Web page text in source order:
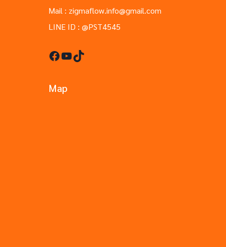
Mail : zigmaflow.info@gmail.com
LINE ID : @PST4545
Facebook
YouTube
TikTok
Map